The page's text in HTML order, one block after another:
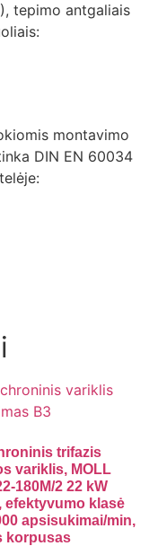
tepimo antgaliais
montavimo
DIN EN 60034
trifazis
variklis, MOLL
180M/2 22 kW
efektyvumo klasė
apsisukimai/min,
korpusas